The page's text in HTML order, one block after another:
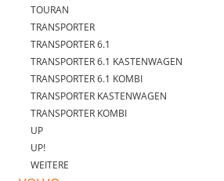
TOURAN
TRANSPORTER
TRANSPORTER 6.1
TRANSPORTER 6.1 KASTENWAGEN
TRANSPORTER 6.1 KOMBI
TRANSPORTER KASTENWAGEN
TRANSPORTER KOMBI
UP
UP!
WEITERE